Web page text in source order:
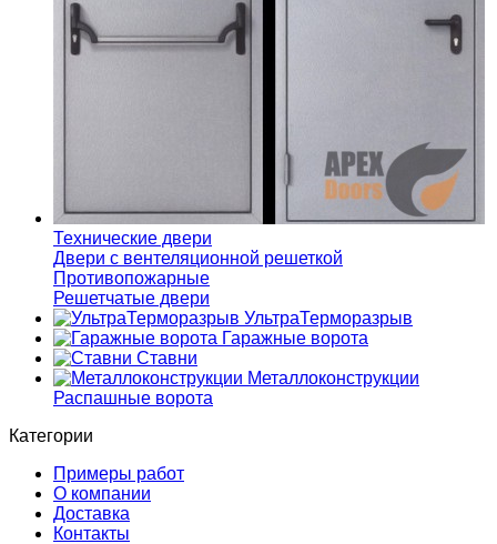
Технические двери
Двери с вентеляционной решеткой
Противопожарные
Решетчатые двери
УльтраТерморазрыв
Гаражные ворота
Ставни
Металлоконструкции
Распашные ворота
Категории
Примеры работ
О компании
Доставка
Контакты